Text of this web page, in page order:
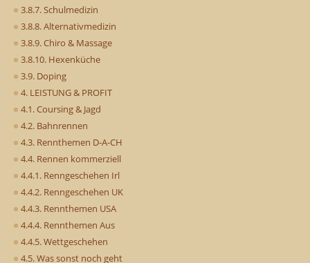
3.8.7. Schulmedizin
3.8.8. Alternativmedizin
3.8.9. Chiro & Massage
3.8.10. Hexenküche
3.9. Doping
4. LEISTUNG & PROFIT
4.1. Coursing & Jagd
4.2. Bahnrennen
4.3. Rennthemen D-A-CH
4.4. Rennen kommerziell
4.4.1. Renngeschehen Irl
4.4.2. Renngeschehen UK
4.4.3. Rennthemen USA
4.4.4. Rennthemen Aus
4.4.5. Wettgeschehen
4.5. Was sonst noch geht